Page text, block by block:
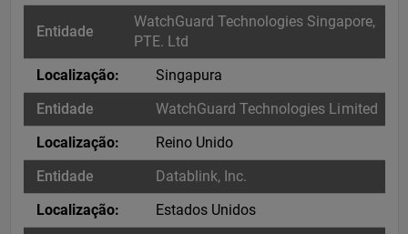
WatchGuard Technologies Singapore,
PTE. Ltd
Singapura
WatchGuard Technologies Limited
Reino Unido
Datablink, Inc.
Estados Unidos